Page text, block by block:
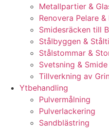
Metallpartier &
Renovera Pelare
Smidesräcken till
Stålbyggen &
Stålstommar &
Svetsning & Smide
Tillverkning av
Ytbehandling
Pulvermålning
Pulverlackering
Sandblästring